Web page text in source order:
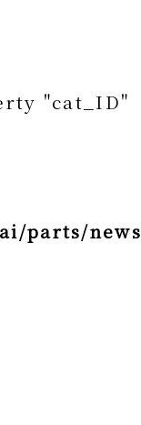
"cat_ID"
parts/